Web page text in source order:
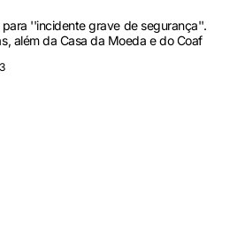
''incidente grave de segurança''.
além da Casa da Moeda e do Coaf